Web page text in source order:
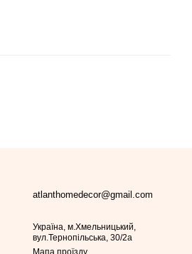
atlanthomedecor@gmail.com
Україна, м.Хмельницький,
вул.Тернопільська, 30/2а
Мапа проїзду